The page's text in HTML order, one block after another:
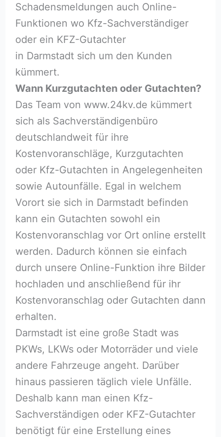
Schadensmeldungen auch Online-
Funktionen wo Kfz-Sachverständiger
oder ein KFZ-Gutachter
in Darmstadt sich um den Kunden
kümmert.
Wann Kurzgutachten oder Gutachten?
Das Team von www.24kv.de kümmert
sich als Sachverständigenbüro
deutschlandweit für ihre
Kostenvoranschläge, Kurzgutachten
oder Kfz-Gutachten in Angelegenheiten
sowie Autounfälle. Egal in welchem
Vorort sie sich in Darmstadt befinden
kann ein Gutachten sowohl ein
Kostenvoranschlag vor Ort online erstellt
werden. Dadurch können sie einfach
durch unsere Online-Funktion ihre Bilder
hochladen und anschließend für ihr
Kostenvoranschlag oder Gutachten dann
erhalten.
Darmstadt ist eine große Stadt was
PKWs, LKWs oder Motorräder und viele
andere Fahrzeuge angeht. Darüber
hinaus passieren täglich viele Unfälle.
Deshalb kann man einen Kfz-
Sachverständigen oder KFZ-Gutachter
benötigt für eine Erstellung eines